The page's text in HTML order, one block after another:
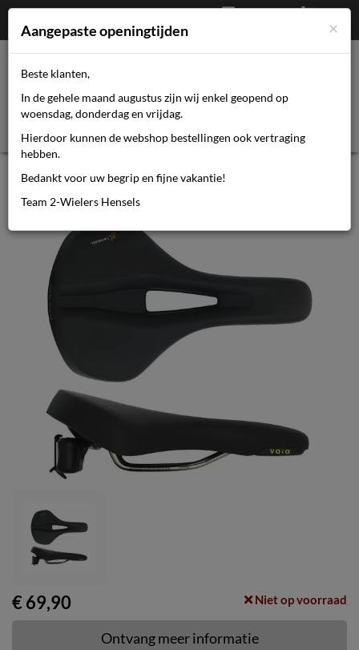
€0,00
Afrekenen
Mijn account
Selle Royal zadel Vaia Moderate
zwart
€ 69,90 Niet op voorraad
Ontvang meer informatie
×
Aangepaste openingtijden
Beste klanten,
In de gehele maand augustus zijn wij enkel geopend op
woensdag, donderdag en vrijdag.
Hierdoor kunnen de webshop bestellingen ook vertraging
hebben.
Bedankt voor uw begrip en fijne vakantie!
Team 2-Wielers Hensels